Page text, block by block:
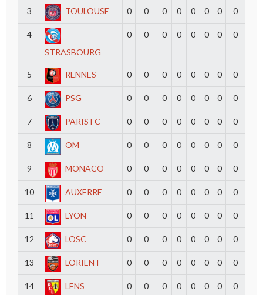
3 TOULOUSE 0 0 0 0 0 0 0 0
4
STRASBOURG
0 0 0 0 0 0 0 0
5 RENNES 0 0 0 0 0 0 0 0
6 PSG 0 0 0 0 0 0 0 0
7 PARIS FC 0 0 0 0 0 0 0 0
8 OM 0 0 0 0 0 0 0 0
9 MONACO 0 0 0 0 0 0 0 0
10 AUXERRE 0 0 0 0 0 0 0 0
11 LYON 0 0 0 0 0 0 0 0
12 LOSC 0 0 0 0 0 0 0 0
13 LORIENT 0 0 0 0 0 0 0 0
14 LENS 0 0 0 0 0 0 0 0